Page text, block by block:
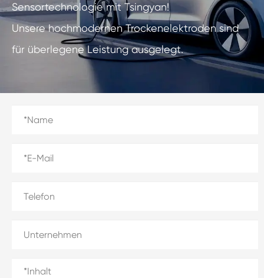
Sensortechnologie mit Tsingyan!
Unsere hochmodernen Trockenelektroden sind
für überlegene Leistung ausgelegt.